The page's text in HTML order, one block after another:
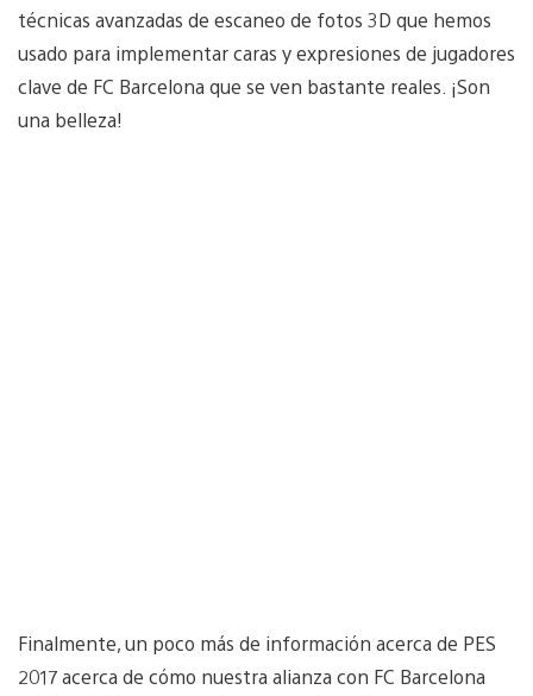
técnicas avanzadas de escaneo de fotos 3D que hemos
usado para implementar caras y expresiones de jugadores
clave de FC Barcelona que se ven bastante reales. ¡Son
una belleza!
Finalmente, un poco más de información acerca de PES
2017 acerca de cómo nuestra alianza con FC Barcelona